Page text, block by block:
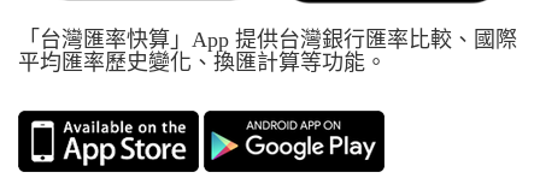
「台灣匯率快算」App 提供台灣銀行匯率比較、國際
平均匯率歷史變化、換匯計算等功能。